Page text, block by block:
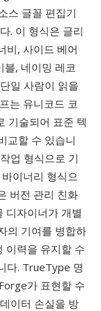
스 글꼴 편집기
. 이 형식은 글리
비, 사이드 베어
, 네이밍 레코
일 사람이 읽을
는 유니코드 코
기술되어 표준 텍
교할 수 있습니
업 형식으로 기
이너리 형식으
버전 관리 친화
디자이너가 개별
의 기여를 병합하
이력을 유지할 수
다. TrueType 명
가 표현할 수
이터 손실을 방